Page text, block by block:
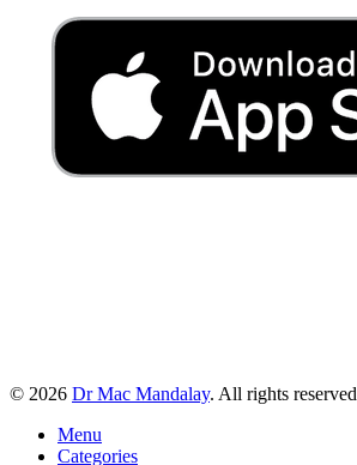
© 2026 Dr Mac Mandalay. All rights reserved
Menu
Categories